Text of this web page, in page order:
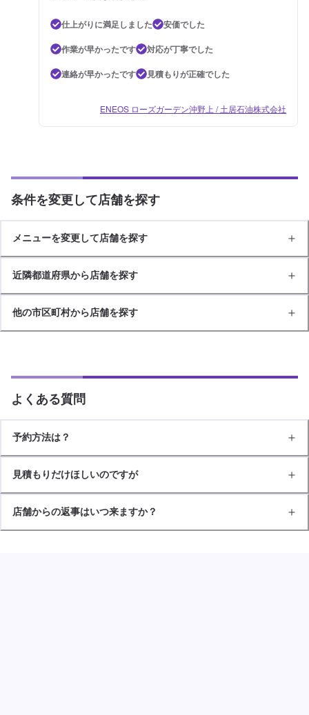
仕上がりに満足しました
安価でした
作業が早かったです
対応が丁寧でした
連絡が早かったです
見積もりが正確でした
ENEOS ローズガーデン沖野上 / 土居石油株式会社
条件を変更して店舗を探す
メニューを変更して店舗を探す
近隣都道府県から店舗を探す
他の市区町村から店舗を探す
よくある質問
予約方法は？
見積もりだけほしいのですが
店舗からの返事はいつ来ますか？